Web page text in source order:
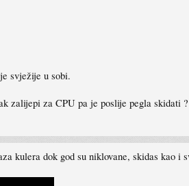
svježije u sobi.
zalijepi za CPU pa je poslije pegla skidati ?
kulera dok god su niklovane, skidas kao i